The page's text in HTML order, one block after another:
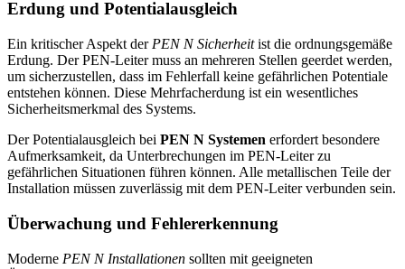
Erdung und Potentialausgleich
Ein kritischer Aspekt der PEN N Sicherheitist die ordnungsgemäße
Erdung. Der PEN-Leiter muss an mehreren Stellen geerdet werden,
um sicherzustellen, dass im Fehlerfall keine gefährlichen Potentiale
entstehen können. Diese Mehrfacherdung ist ein wesentliches
Sicherheitsmerkmal des Systems.
Der Potentialausgleich bei PEN N Systemen erfordert besondere
Aufmerksamkeit, da Unterbrechungen im PEN-Leiter zu
gefährlichen Situationen führen können. Alle metallischen Teile der
Installation müssen zuverlässig mit dem PEN-Leiter verbunden sein.
Überwachung und Fehlererkennung
Moderne PEN N Installationen sollten mit geeigneten